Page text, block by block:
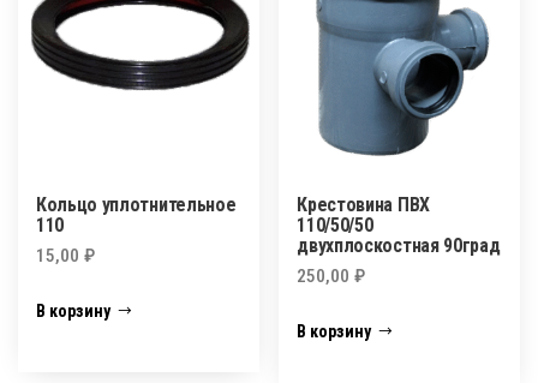
Кольцо уплотнительное
110
15,00 ₽
В корзину
Крестовина ПВХ
110/50/50
двухплоскостная 90град
250,00₽
В корзину